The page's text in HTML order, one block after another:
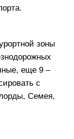
зоны
еще 9 –
с
Семея,